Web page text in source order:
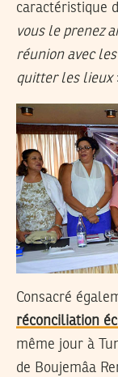
caractéristique
vous le prenez
réunion avec
quitter les lieux
Consacré
réconciliation
même jour à
de Boujemâa